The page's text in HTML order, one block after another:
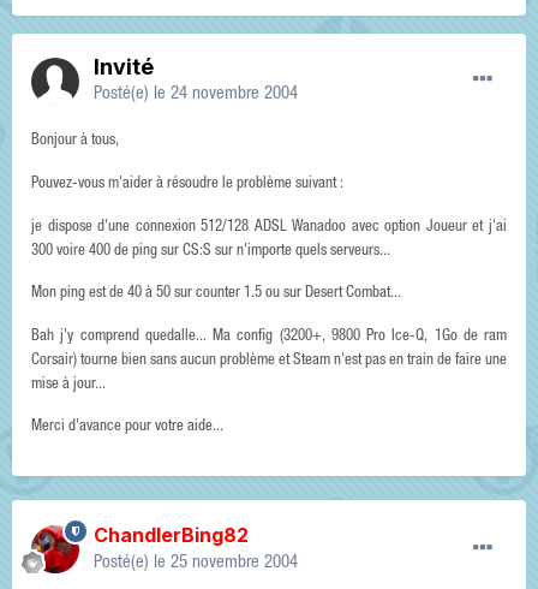
Invité
Posté(e) le 24 novembre 2004
Bonjour à tous,
Pouvez-vous m'aider à résoudre le problème suivant :
je dispose d'une connexion 512/128 ADSL Wanadoo avec option Joueur et j'ai
300 voire 400 de ping sur CS:S sur n'importe quels serveurs...
Mon ping est de 40 à 50 sur counter 1.5 ou sur Desert Combat...
Bah j'y comprend quedalle... Ma config (3200+, 9800 Pro Ice-Q, 1Go de ram
Corsair) tourne bien sans aucun problème et Steam n'est pas en train de faire une
mise à jour...
Merci d'avance pour votre aide...
ChandlerBing82
Posté(e) le 25 novembre 2004